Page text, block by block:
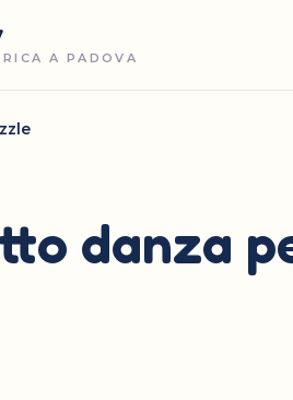
A PADOVA
danza